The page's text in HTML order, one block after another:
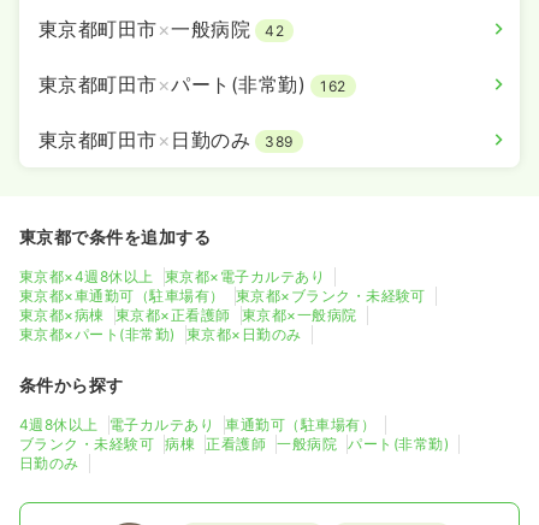
時間 8:30～17:30
オンコールあり
時給1,700円以上可
検診・健診正看護師
日勤のみ（常勤）
給与 31.5万円/月
※経験3年の例
9:00～17:00
東京都町田市×一般病院 42
東京都町田市×パート(非常勤) 162
東京都町田市× 日勤のみ 389
東京都で条件を追加する
東京都×4週8休以上
東京都×電子カルテあり
東京都×車通勤可（駐車場有）
東京都×ブランク・未経験可
東京都×病棟
東京都×正看護師
東京都×一般病院
東京都×パート(非常勤)
東京都×日勤のみ
条件から探す
4週8休以上 電子カルテあり
車通勤可（駐車場有）
ブランク・未経験可
病棟 正看護師 一般病院
パート(非常勤)
日勤のみ